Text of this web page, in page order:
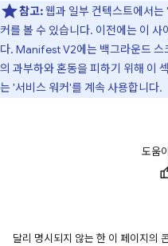
참고:웹과 일부 컨텍스트에서
커를 볼 수 있습니다. 이전에는 이
다. Manifest V2에는 백그라운드 스
의 과부하와 혼동을 피하기 위해 이
는 '서비스 워커'를 계속 사용합니다.
도움
달리 명시되지 않는 한 이 페이지의